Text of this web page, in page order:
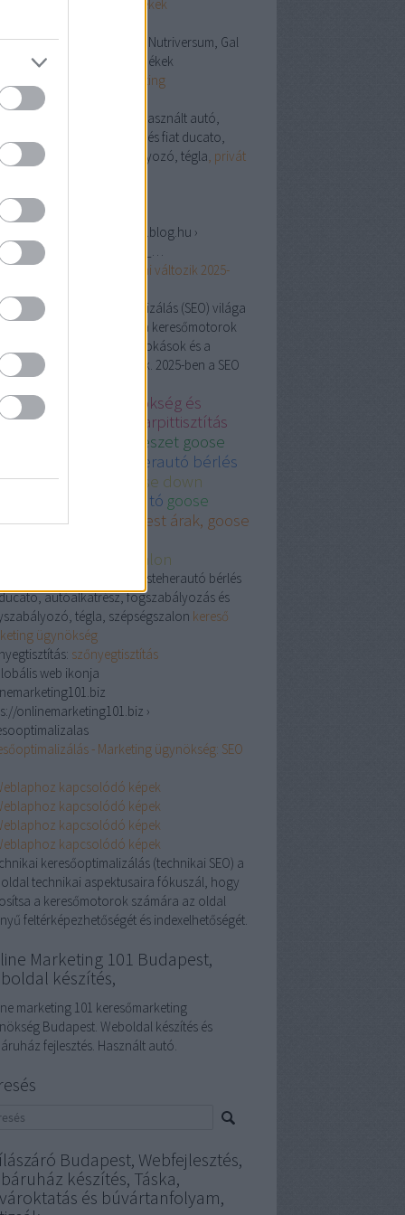
gymbeam termékek
fogvédő, Gymbeam, Nutriversum, Gal
multivitamin termékek
Linkedin Marketing
használt autó,
down, kisteherautó bérlés fiat ducato,
és fogyszabályozó, tégla, privát
keresomarketingvideok.blog.hu ›
jövője: mi változik 2025-
jún. 23.,
· A keresőoptimalizálás (SEO) világa
fejlődik, ahogy a keresőmotorok
a felhasználói szokások és a
trendek változnak. 2025-ben a SEO
marketing ügynökség és
autó
legjobb karpittisztítás
plasztikaisebeszet goose
fiat ducato kisteherautó bérlés
and goose down
használt autó goose
comforter
Budapest árak, goose
Goose down, kisteherautó bérlés
autóalkatrész, fogszabályozás és
tégla, szépségszalon kereső
ügynökség
szőnyegtisztítás
onlinemarketing101.biz ›
- Marketing ügynökség: SEO
keresőoptimalizálás (technikai SEO) a
technikai aspektusaira fókuszál, hogy
a keresőmotorok számára az oldal
feltérképezhetőségét és indexelhetőségét.
Marketing 101 Budapest,
készítés,
marketing 101 keresőmarketing
Budapest. Weboldal készítés és
fejlesztés. Használt autó.
Budapest, Webfejlesztés,
készítés, Táska,
és búvártanfolyam,